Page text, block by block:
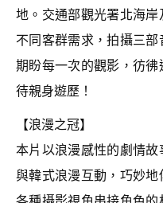
地。交通部觀光署北海
不同客群需求，拍攝三部
期盼每一次的觀影，彷
待親身遊歷！
【浪漫之冠】
本片以浪漫感性的劇情
與韓式浪漫互動，巧妙